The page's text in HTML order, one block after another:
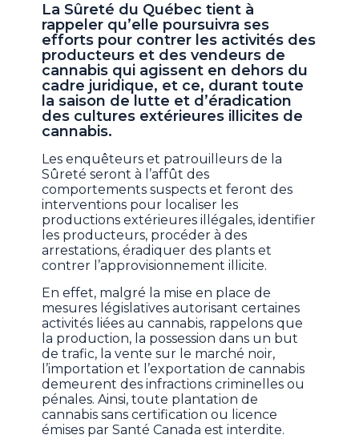
La Sûreté du Québec tient à
rappeler qu’elle poursuivra ses
efforts pour contrer les activités des
producteurs et des vendeurs de
cannabis qui agissent en dehors du
cadre juridique, et ce, durant toute
la saison de lutte et d’éradication
des cultures extérieures illicites de
cannabis.
Les enquêteurs et patrouilleurs de la
Sûreté seront à l’affût des
comportements suspects et feront des
interventions pour localiser les
productions extérieures illégales, identifier
les producteurs, procéder à des
arrestations, éradiquer des plants et
contrer l’approvisionnement illicite.
En effet, malgré la mise en place de
mesures législatives autorisant certaines
activités liées au cannabis, rappelons que
la production, la possession dans un but
de trafic, la vente sur le marché noir,
l’importation et l’exportation de cannabis
demeurent des infractions criminelles ou
pénales. Ainsi, toute plantation de
cannabis sans certification ou licence
émises par Santé Canada est interdite.